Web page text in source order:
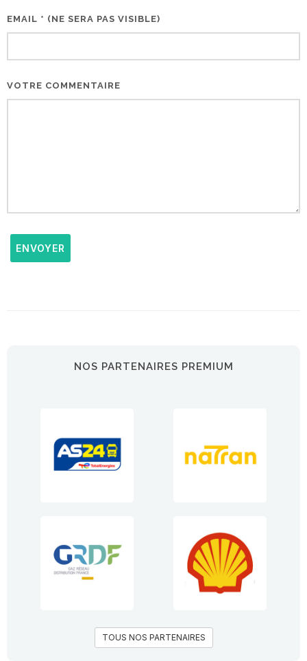
EMAIL * (NE SERA PAS VISIBLE)
VOTRE COMMENTAIRE
ENVOYER
NOS PARTENAIRES PREMIUM
TOUS NOS PARTENAIRES